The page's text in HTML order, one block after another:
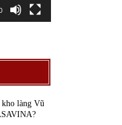
kho làng Vũ